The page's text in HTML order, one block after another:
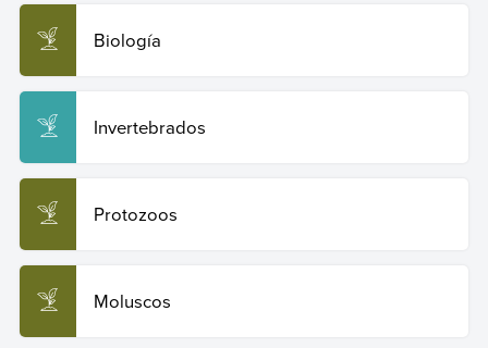
Biología
Invertebrados
Protozoos
Moluscos